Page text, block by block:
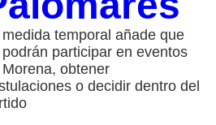
medida temporal añade que
podrán participar en eventos
obtener
o decidir dentro del